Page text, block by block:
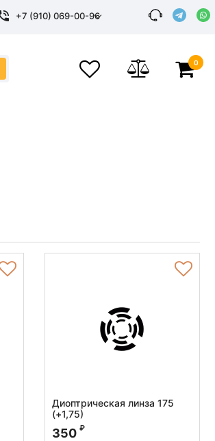
+7 (910) 069-00-96
0
Диоптрическая линза 175
(+1,75)
Артикул:
350 ₽